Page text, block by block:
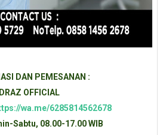
DAN PEMESANAN :
DRAZ OFFICIAL
wa.me/6285814562678
Sabtu, 08.00-17.00 WIB